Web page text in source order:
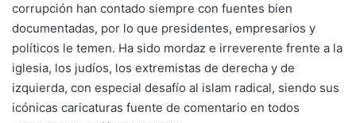
corrupción han contado siempre con fuentes bien
documentadas, por lo que presidentes, empresarios y
políticos le temen. Ha sido mordaz e irreverente frente a la
iglesia, los judíos, los extremistas de derecha y de
izquierda, con especial desafío al islam radical, siendo sus
icónicas caricaturas fuente de comentario en todos